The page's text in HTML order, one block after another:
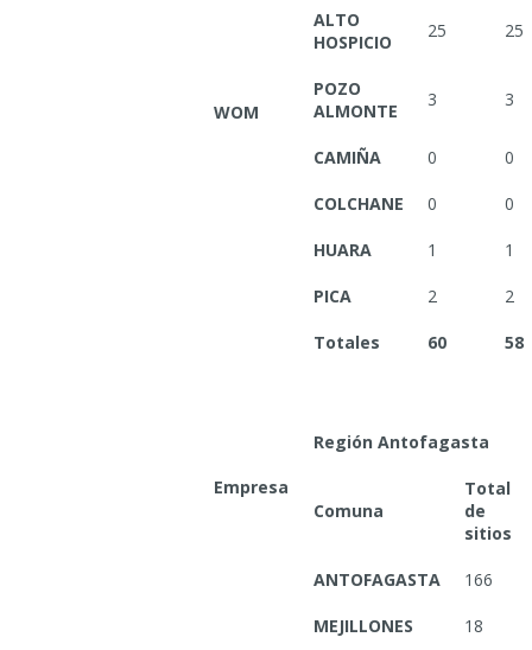
WOM
ALTO
HOSPICIO
25 25
POZO
ALMONTE
3 3
CAMIÑA 0 0
COLCHANE 0 0
HUARA 1 1
PICA 2 2
Totales 60 58
Empresa
Región Antofagasta
Comuna
Total
de
sitios
ANTOFAGASTA 166
MEJILLONES 18